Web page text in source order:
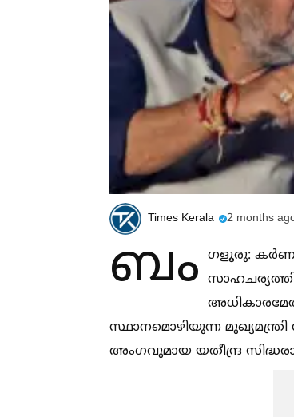
Times Kerala 2 months
ബം ഗളൂരു:
സ്ഥാനമൊഴിയുന്ന
അംഗവുമായ യതീന്ദ്ര